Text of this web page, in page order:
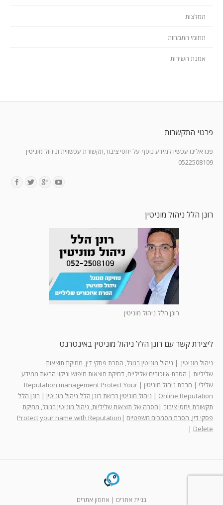
המלצות
תחומי התמחות
אמנת השירות
פרטי התקשרות
פנו אלינו עכשיו למידע נוסף על יחסי ציבור,תקשורת עכשווית וניהול מוניטין
0522508109
רונן הלל ניהול מוניטין
רונן הלל ניהול מוניטין
ליצירת קשר עם רונן הלל ניהול מוניטין באינטרנט
ניהול מוניטין | ניהול מוניטין בגוגל, הסרת פסקי דין, מחיקת תוצאות
שליליות | הסרת איזכורים שליליים, דחיקת תוצאות חיפוש וניקוי הרשת ממידע
שלילי | חברת ניהול מוניטין |
Reputation management Protect Your
Online Reputation
| ניהול מוניטין ברשת רונן הלל ניהול מוניטין | רונן הלל
תקשורת ויחסי ציבור | הסרה של תוצאות שליליות, ניהול מוניטין בגוגל, מחיקת
פסקי דין, הסרת מסמכים משפטיים |
Protect your name with Reputation
Delete
|
בניית אתרים | אחסון אתרים